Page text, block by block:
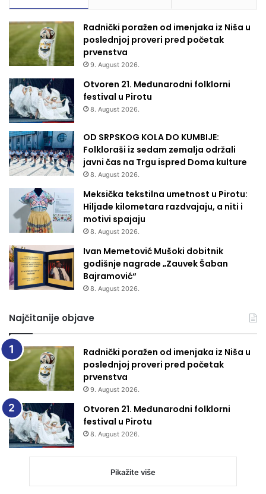
Radnički poražen od imenjaka iz Niša u
poslednjoj proveri pred početak
prvenstva
9. August 2026.
Otvoren 21. Međunarodni folklorni
festival u Pirotu
8. August 2026.
OD SRPSKOG KOLA DO KUMBIJE:
Folkloraši iz sedam zemalja održali
javni čas na Trgu ispred Doma kulture
8. August 2026.
Meksička tekstilna umetnost u Pirotu:
Hiljade kilometara razdvajaju, a niti i
motivi spajaju
8. August 2026.
Ivan Memetović Mušoki dobitnik
godišnje nagrade „Zauvek Šaban
Bajramović“
8. August 2026.
Najčitanije objave
Radnički poražen od imenjaka iz Niša u
poslednjoj proveri pred početak
prvenstva
9. August 2026.
Otvoren 21. Međunarodni folklorni
festival u Pirotu
8. August 2026.
Pikažite više